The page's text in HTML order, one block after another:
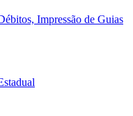
Impressão de Guias